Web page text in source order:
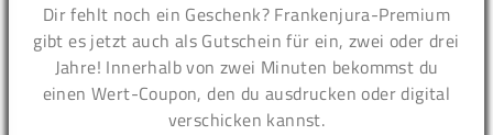
Dir fehlt noch ein Geschenk? Frankenjura-Premium
gibt es jetzt auch als Gutschein für ein, zwei oder drei
Jahre! Innerhalb von zwei Minuten bekommst du
einen Wert-Coupon, den du ausdrucken oder digital
verschicken kannst.